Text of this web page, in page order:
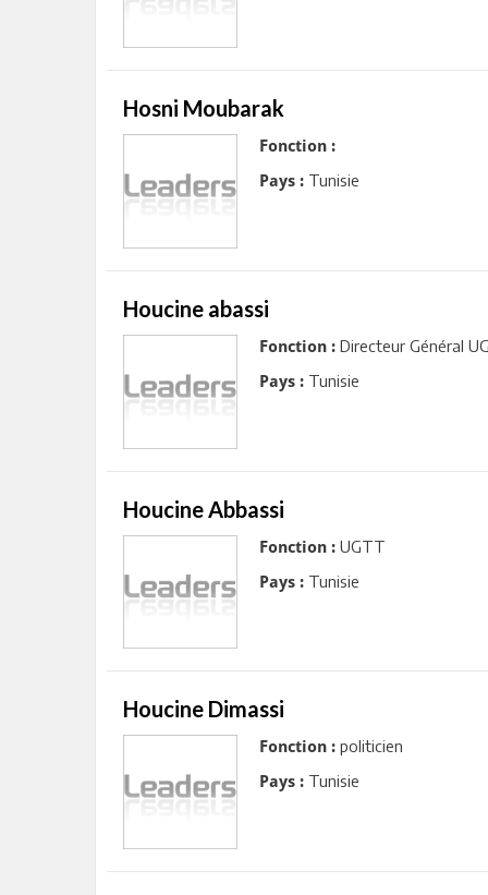
Hosni Moubarak
Fonction :
Pays :Tunisie
Houcine abassi
Fonction :Directeur Général
Pays :Tunisie
Houcine Abbassi
Fonction :UGTT
Pays :Tunisie
Houcine Dimassi
Fonction :politicien
Pays :Tunisie